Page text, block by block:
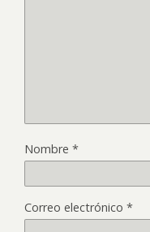
Nombre *
Correo electrónico *